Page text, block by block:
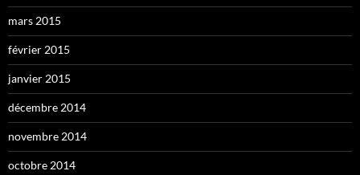
mars 2015
février 2015
janvier 2015
décembre 2014
novembre 2014
octobre 2014